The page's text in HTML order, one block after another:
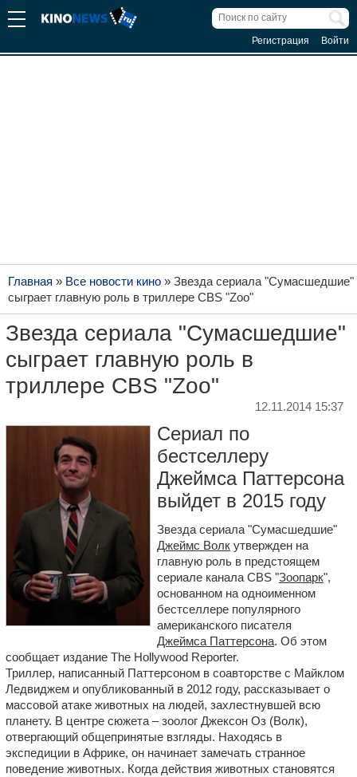
Регистрация Войти
Главная » Все новости кино » Звезда сериала "Сумасшедшие"
сыграет главную роль в триллере CBS "Zoo"
Звезда сериала "Сумасшедшие"
сыграет главную роль в
триллере CBS "Zoo"
12.11.2014 15:37
Сериал по
бестселлеру
Джеймса Паттерсона
выйдет в 2015 году
Звезда сериала "Сумасшедшие"
Джеймс Волк утвержден на
главную роль в предстоящем
сериале канала CBS "Зоопарк",
основанном на одноименном
бестселлере популярного
американского писателя
Джеймса Паттерсона. Об этом
сообщает издание The Hollywood Reporter.
Триллер, написанный Паттерсоном в соавторстве с Майклом
Ледвиджем и опубликованный в 2012 году, рассказывает о
массовой атаке животных на людей, захлестнувшей всю
планету. В центре сюжета – зоолог Джексон Оз (Волк),
отвергающий общепринятые взгляды. Находясь в
экспедиции в Африке, он начинает замечать странное
поведение животных. Когда действия животных становятся